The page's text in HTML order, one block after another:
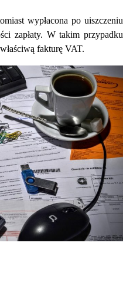
wypłacona po uiszczeniu
zapłaty. W takim przypadku
fakturę VAT.